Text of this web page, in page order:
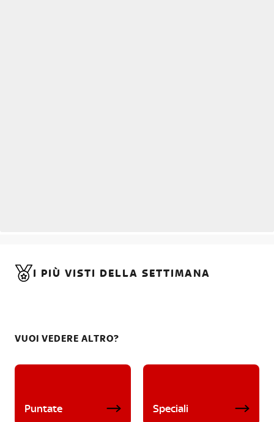
I PIÙ VISTI DELLA SETTIMANA
VUOI VEDERE ALTRO?
Puntate Speciali